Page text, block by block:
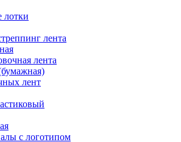
лотки
лента
лента
лент
с логотипом